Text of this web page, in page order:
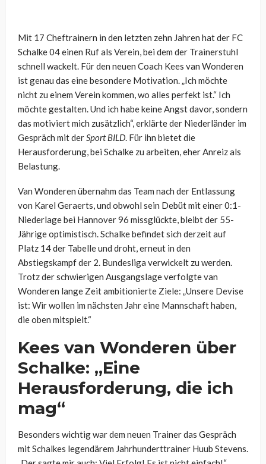
Mit 17 Cheftrainern in den letzten zehn Jahren hat der FC
Schalke 04 einen Ruf als Verein, bei dem der Trainerstuhl
schnell wackelt. Für den neuen Coach Kees van Wonderen
ist genau das eine besondere Motivation. „Ich möchte
nicht zu einem Verein kommen, wo alles perfekt ist.“ Ich
möchte gestalten. Und ich habe keine Angst davor, sondern
das motiviert mich zusätzlich“, erklärte der Niederländer im
Gespräch mit derSport BILD. Für ihn bietet die
Herausforderung, bei Schalke zu arbeiten, eher Anreiz als
Belastung.
Van Wonderen übernahm das Team nach der Entlassung
von Karel Geraerts, und obwohl sein Debüt mit einer 0:1-
Niederlage bei Hannover 96 missglückte, bleibt der 55-
Jährige optimistisch. Schalke befindet sich derzeit auf
Platz 14 der Tabelle und droht, erneut in den
Abstiegskampf der 2. Bundesliga verwickelt zu werden.
Trotz der schwierigen Ausgangslage verfolgte van
Wonderen lange Zeit ambitionierte Ziele: „Unsere Devise
ist: Wir wollen im nächsten Jahr eine Mannschaft haben,
die oben mitspielt.“
Kees van Wonderen über
Schalke: „Eine
Herausforderung, die ich
mag“
Besonders wichtig war dem neuen Trainer das Gespräch
mit Schalkes legendärem Jahrhunderttrainer Huub Stevens.